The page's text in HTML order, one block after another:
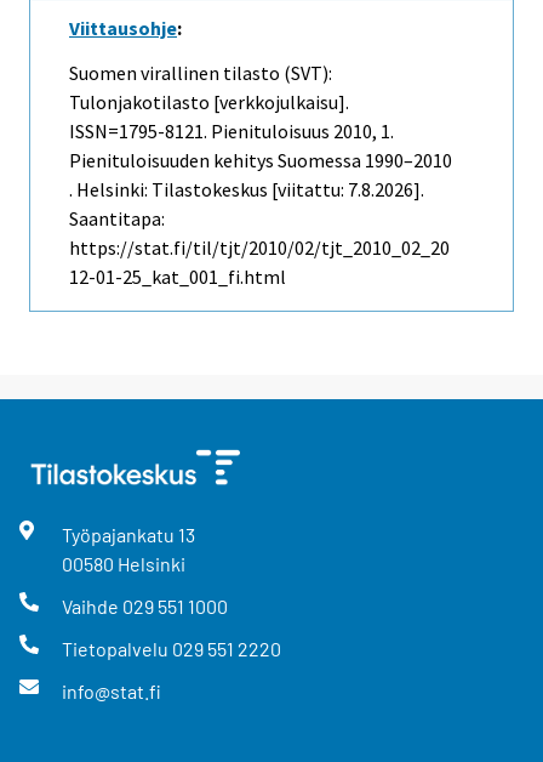
Viittausohje:
Suomen virallinen tilasto (SVT):
Tulonjakotilasto [verkkojulkaisu].
ISSN=1795-8121. Pienituloisuus 2010, 1.
Pienituloisuuden kehitys Suomessa 1990–2010
. Helsinki: Tilastokeskus [viitattu: 7.8.2026].
Saantitapa:
https://stat.fi/til/tjt/2010/02/tjt_2010_02_20
12-01-25_kat_001_fi.html
Työpajankatu 13
00580 Helsinki
Vaihde 029 551 1000
Tietopalvelu 029 551 2220
info@stat.fi